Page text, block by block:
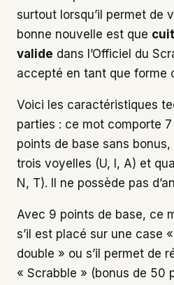
surtout lorsqu’il permet de
bonne nouvelle est que
valide dans l’Officiel du
accepté en tant que forme
Voici les caractéristiques
parties : ce mot comporte
points de base sans
trois voyelles (U, I, A) et
N, T). Il ne possède pas
Avec 9 points de base, ce
s’il est placé sur une case
double » ou s’il permet de
« Scrabble » (bonus de 50